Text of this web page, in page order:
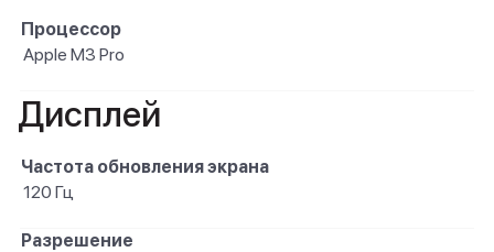
Процессор
Apple M3 Pro
Дисплей
Частота обновления экрана
120 Гц
Разрешение